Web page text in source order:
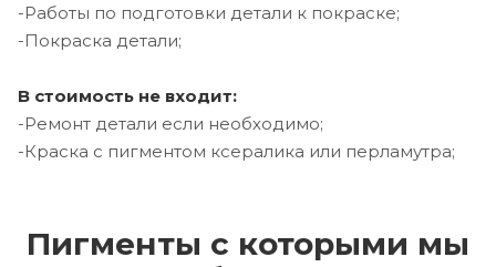
-Работы по подготовки детали к покраске;
-Покраска детали;
В стоимость не входит:
-Ремонт детали если необходимо;
-Краска с пигментом ксералика или перламутра;
Пигменты с которыми мы